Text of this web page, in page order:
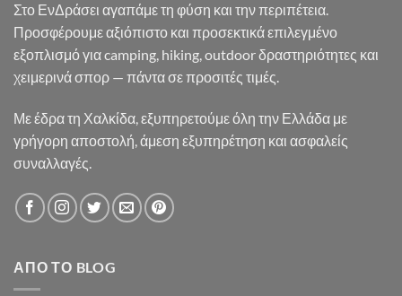
Στο ΕνΔράσει αγαπάμε τη φύση και την περιπέτεια.
Προσφέρουμε αξιόπιστο και προσεκτικά επιλεγμένο
εξοπλισμό για camping, hiking, outdoor δραστηριότητες και
χειμερινά σπορ — πάντα σε προσιτές τιμές.
Με έδρα τη Χαλκίδα, εξυπηρετούμε όλη την Ελλάδα με
γρήγορη αποστολή, άμεση εξυπηρέτηση και ασφαλείς
συναλλαγές.
ΑΠΌ ΤΟ BLOG